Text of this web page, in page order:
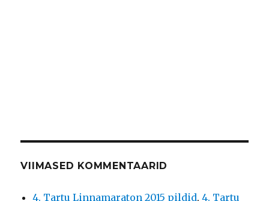
VIIMASED KOMMENTAARID
4. Tartu Linnamaraton 2015 pildid,4. Tartu